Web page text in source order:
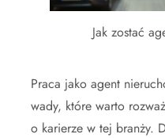
Jak zostać
Praca jako agent
wady, które warto
o karierze w tej branży.